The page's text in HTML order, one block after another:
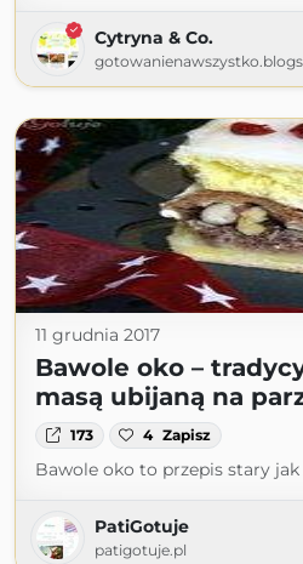
Cytryna & Co.
11 grudnia 2017
Bawole oko –
masą ubijaną na
173 4 Zapisz
Bawole oko to przepis stary
PatiGotuje
patigotuje.pl